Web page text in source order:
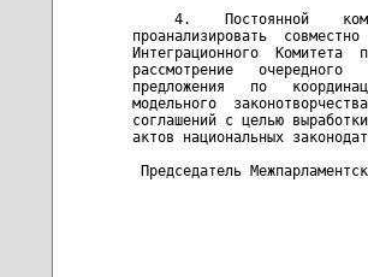
4.    Постоянной
проанализировать
Интеграционного  Комитета
рассмотрение   очередного
предложения   по
модельного
соглашений с целью
актов национальных
Председатель